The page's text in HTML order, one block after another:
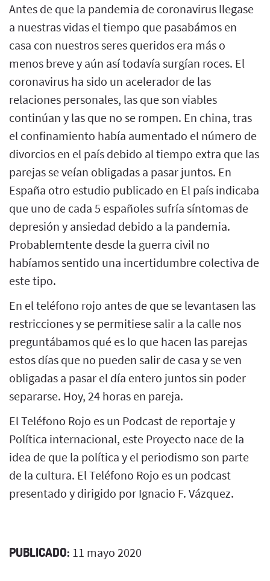
Antes de que la pandemia de coronavirus llegase
a nuestras vidas el tiempo que pasabámos en
casa con nuestros seres queridos era más o
menos breve y aún así todavía surgían roces. El
coronavirus ha sido un acelerador de las
relaciones personales, las que son viables
continúan y las que no se rompen. En china, tras
el confinamiento había aumentado el número de
divorcios en el país debido al tiempo extra que las
parejas se veían obligadas a pasar juntos. En
España otro estudio publicado en El país indicaba
que uno de cada 5 españoles sufría síntomas de
depresión y ansiedad debido a la pandemia.
Probablemtente desde la guerra civil no
habíamos sentido una incertidumbre colectiva de
este tipo.
En el teléfono rojo antes de que se levantasen las
restricciones y se permitiese salir a la calle nos
preguntábamos qué es lo que hacen las parejas
estos días que no pueden salir de casa y se ven
obligadas a pasar el día entero juntos sin poder
separarse. Hoy, 24 horas en pareja.
El Teléfono Rojo es un Podcast de reportaje y
Política internacional, este Proyecto nace de la
idea de que la política y el periodismo son parte
de la cultura. El Teléfono Rojo es un podcast
presentado y dirigido por Ignacio F. Vázquez.
PUBLICADO: 11 mayo 2020